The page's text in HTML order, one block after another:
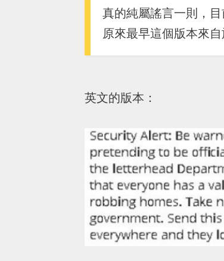
真的純屬謠言一則，
原來最早這個版本來
英文的版本：